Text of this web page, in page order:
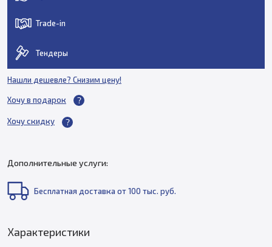
Trade-in
Тендеры
Нашли дешевле? Снизим цену!
Хочу в подарок
Хочу скидку
Дополнительные услуги:
Бесплатная доставка от 100 тыс. руб.
Характеристики